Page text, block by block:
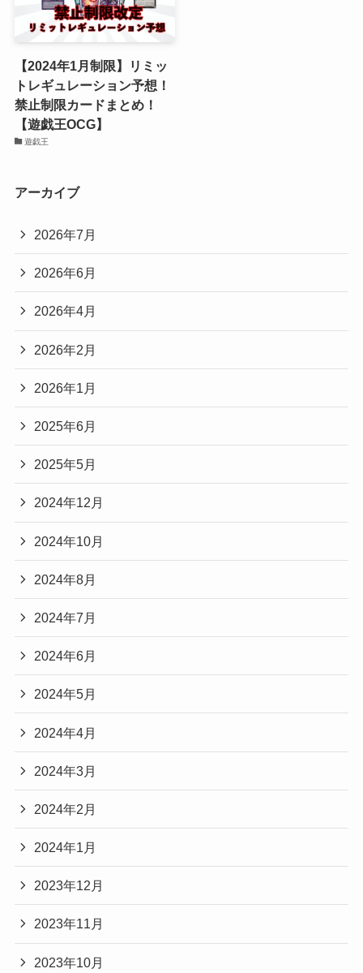
【2024年1月制限】リミッ
トレギュレーション予想！
禁止制限カードまとめ！
【遊戯王OCG】
遊戯王
アーカイブ
2026年7月
2026年6月
2026年4月
2026年2月
2026年1月
2025年6月
2025年5月
2024年12月
2024年10月
2024年8月
2024年7月
2024年6月
2024年5月
2024年4月
2024年3月
2024年2月
2024年1月
2023年12月
2023年11月
2023年10月